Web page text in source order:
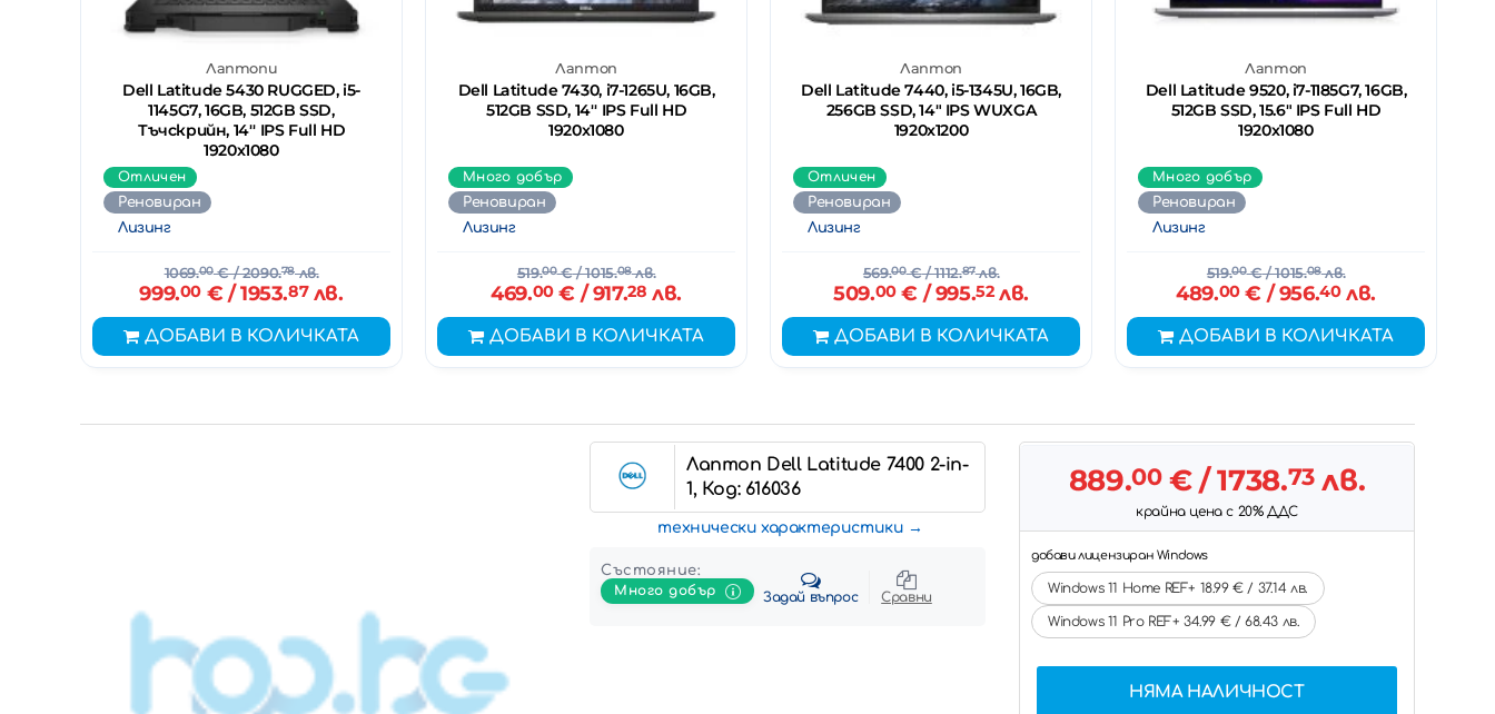
Лаптопи
Dell Latitude 5430 RUGGED, i5-
1145G7, 16GB, 512GB SSD,
Тъчскрийн, 14'' IPS Full HD
1920x1080
Отличен
Реновиран
Лизинг
1069.00€/ 2090.78лв.
999.00€ / 1953.87лв.
ДОБАВИ В КОЛИЧКАТА
Лаптоп
Dell Latitude 7430, i7-1265U, 16GB,
512GB SSD, 14'' IPS Full HD
1920x1080
Много добър
Реновиран
Лизинг
519.00€/ 1015.08лв.
469.00€ / 917.28 лв.
ДОБАВИ В КОЛИЧКАТА
Лаптоп
Dell Latitude 7440, i5-1345U, 16GB,
256GB SSD, 14" IPS WUXGA
1920x1200
Отличен
Реновиран
Лизинг
569.00€/ 1112.87лв.
509.00€ / 995.52лв.
ДОБАВИ В КОЛИЧКАТА
Лаптоп
Dell Latitude 9520, i7-1185G7, 16GB,
512GB SSD, 15.6" IPS Full HD
1920x1080
Много добър
Реновиран
Лизинг
519.00€/ 1015.08лв.
489.00€ / 956.40лв.
ДОБАВИ В КОЛИЧКАТА
Лаптоп Dell Latitude 7400 2-in-
1, Код: 616036
технически характеристики
Състояние:
Много добър
Задай въпрос Сравни
889.00€/ 1738.73лв.
крайна цена с 20% ДДС
добави лицензиран Windows
Windows 11 Home REF+ 18.99 € / 37.14 лв.
Windows 11 Pro REF+ 34.99 € / 68.43 лв.
НЯМА НАЛИЧНОСТ